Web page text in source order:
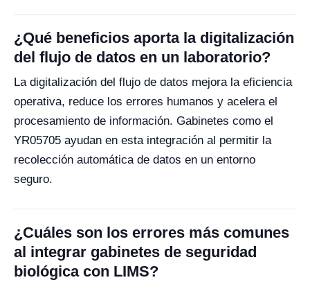
¿Qué beneficios aporta la digitalización
del flujo de datos en un laboratorio?
La digitalización del flujo de datos mejora la eficiencia
operativa, reduce los errores humanos y acelera el
procesamiento de información. Gabinetes como el
YR05705 ayudan en esta integración al permitir la
recolección automática de datos en un entorno
seguro.
¿Cuáles son los errores más comunes
al integrar gabinetes de seguridad
biológica con LIMS?